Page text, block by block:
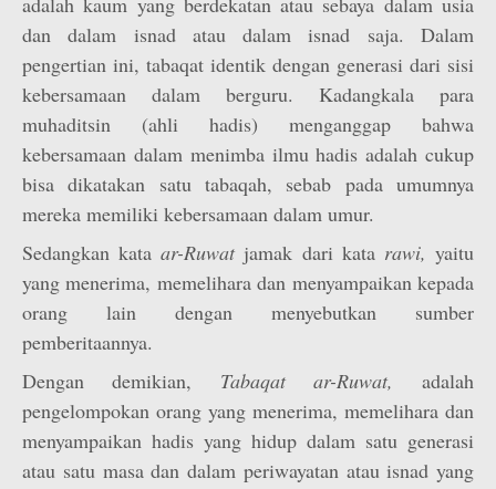
dan dalam isnad atau dalam isnad saja. Dalam
pengertian ini, tabaqat identik dengan generasi dari sisi
kebersamaan dalam berguru. Kadangkala para
muhaditsin (ahli hadis) menganggap bahwa
kebersamaan dalam menimba ilmu hadis adalah cukup
bisa dikatakan satu tabaqah, sebab pada umumnya
mereka memiliki kebersamaan dalam umur.
Sedangkan kataar-Ruwatjamak dari kata rawi,yaitu
yang menerima, memelihara dan menyampaikan kepada
orang lain dengan menyebutkan sumber
pemberitaannya.
Dengan demikian, Tabaqat ar-Ruwat, adalah
pengelompokan orang yang menerima, memelihara dan
menyampaikan hadis yang hidup dalam satu generasi
atau satu masa dan dalam periwayatan atau isnad yang